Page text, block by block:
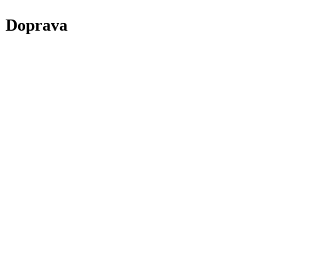
Doprava